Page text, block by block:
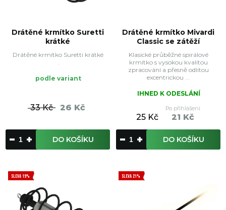
Drátěné krmítko Suretti
krátké
Drátěné krmítko Suretti krátké
.
podle variant
33 Kč 26 Kč
DO KOŠÍKU
Drátěné krmítko Mivardi
Classic se zátěží
Klasické průběžné spirálové
krmítko s vysokou kvalitou
zpracování a přesně odlitou
excentrickou ...
IHNED K ODESLÁNÍ
25 Kč
Po přihlášení
21 Kč
DO KOŠÍKU
SLEVA 19% SLEVA 21%